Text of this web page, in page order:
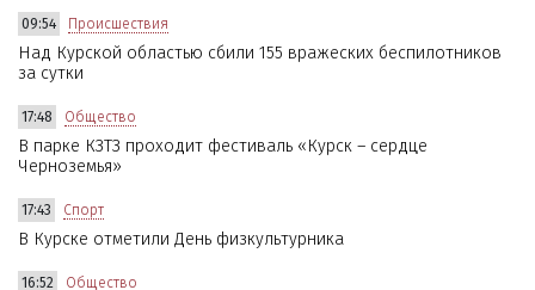
09:54 Происшествия
Над Курской областью сбили 155 вражеских беспилотников
за сутки
17:48 Общество
В парке КЗТЗ проходит фестиваль «Курск – сердце
Черноземья»
17:43 Спорт
В Курске отметили День физкультурника
16:52 Общество